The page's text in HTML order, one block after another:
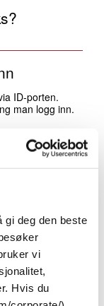
gi deg den beste
vi
Hvis du
ID-porten.
man logg inn.